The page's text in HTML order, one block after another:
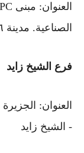
الصناعية. مدينة ٦ أكتوبر
فرع الشيخ زايد
- الشيخ زايد